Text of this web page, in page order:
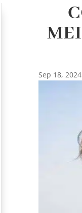
Sep 18, 2024